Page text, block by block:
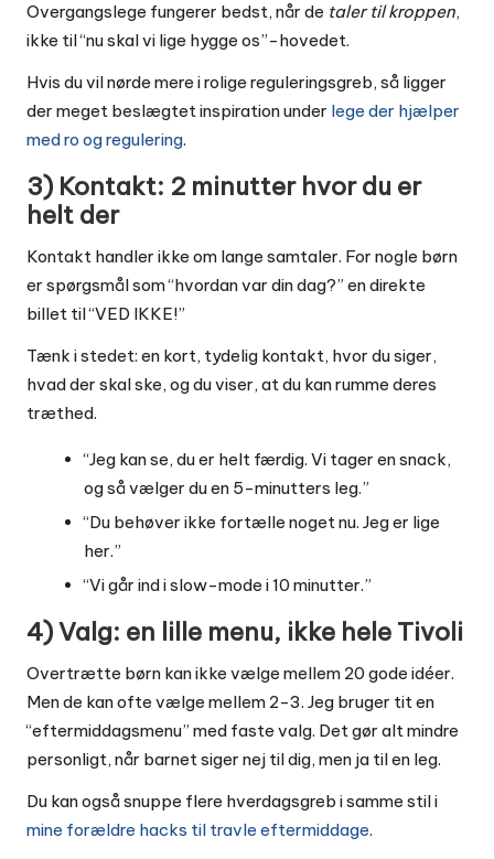
Overgangslege fungerer bedst, når de taler til kroppen,
ikke til “nu skal vi lige hygge os”-hovedet.
Hvis du vil nørde mere i rolige reguleringsgreb, så ligger
der meget beslægtet inspiration under lege der hjælper
med ro og regulering.
3) Kontakt: 2 minutter hvor du er
helt der
Kontakt handler ikke om lange samtaler. For nogle børn
er spørgsmål som “hvordan var din dag?” en direkte
billet til “VED IKKE!”
Tænk i stedet: en kort, tydelig kontakt, hvor du siger,
hvad der skal ske, og du viser, at du kan rumme deres
træthed.
“Jeg kan se, du er helt færdig. Vi tager en snack,
og så vælger du en 5-minutters leg.”
“Du behøver ikke fortælle noget nu. Jeg er lige
her.”
“Vi går ind i slow-mode i 10 minutter.”
4) Valg: en lille menu, ikke hele Tivoli
Overtrætte børn kan ikke vælge mellem 20 gode idéer.
Men de kan ofte vælge mellem 2-3. Jeg bruger tit en
“eftermiddagsmenu” med faste valg. Det gør alt mindre
personligt, når barnet siger nej til dig, men ja til en leg.
Du kan også snuppe flere hverdagsgreb i samme stil i
mine forældre hacks til travle eftermiddage.